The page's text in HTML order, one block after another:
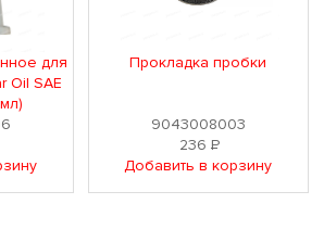
для
Oil SAE
Прокладка пробки
9043008003
236 Р
Добавить в корзину